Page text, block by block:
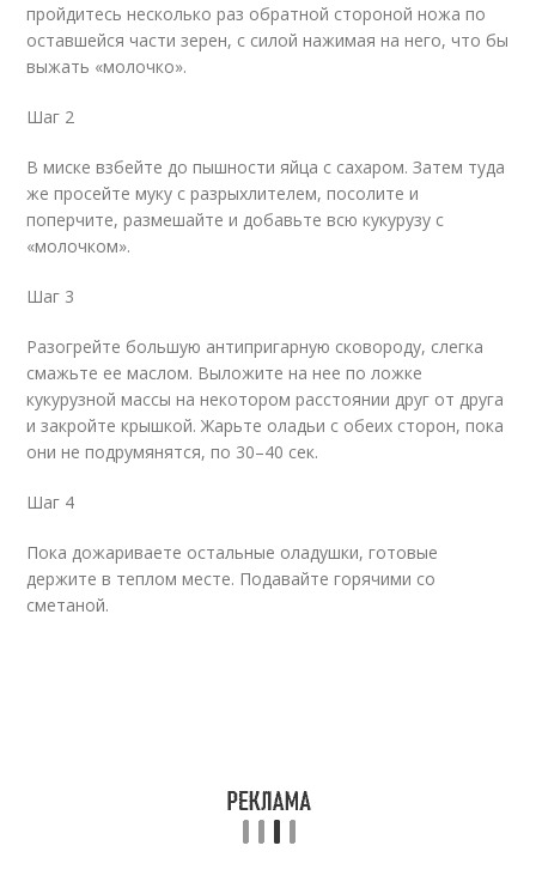
пройдитесь несколько раз обратной стороной ножа по
оставшейся части зерен, с силой нажимая на него, что бы
выжать «молочко».
Шаг 2
В миске взбейте до пышности яйца с сахаром. Затем туда
же просейте муку с разрыхлителем, посолите и
поперчите, размешайте и добавьте всю кукурузу с
«молочком».
Шаг 3
Разогрейте большую антипригарную сковороду, слегка
смажьте ее маслом. Выложите на нее по ложке
кукурузной массы на некотором расстоянии друг от друга
и закройте крышкой. Жарьте оладьи с обеих сторон, пока
они не подрумянятся, по 30–40 сек.
Шаг 4
Пока дожариваете остальные оладушки, готовые
держите в теплом месте. Подавайте горячими со
сметаной.